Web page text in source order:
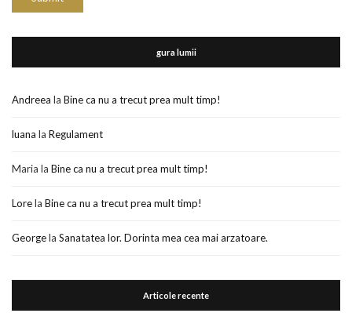
gura lumii
Andreea la Bine ca nu a trecut prea mult timp!
luana la Regulament
Maria la Bine ca nu a trecut prea mult timp!
Lorela Bine ca nu a trecut prea mult timp!
Georgela Sanatatea lor. Dorinta mea cea mai arzatoare.
Articole recente